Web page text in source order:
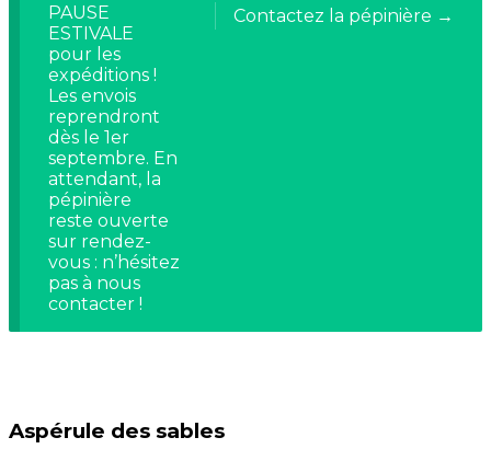
Contactez la pépinière →
PAUSE
ESTIVALE
pour les
expéditions !
Les envois
reprendront
dès le 1er
septembre. En
attendant, la
pépinière
reste ouverte
sur rendez-
vous : n’hésitez
pas à nous
contacter !
Aspérule des sables